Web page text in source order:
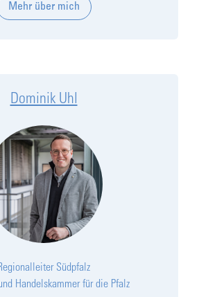
Mehr über mich
Dominik Uhl
Südpfalz
Handelskammer für die Pfalz